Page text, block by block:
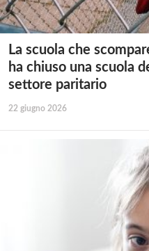
La scuola che
ha chiuso una scuola
settore paritario
22 giugno 2026